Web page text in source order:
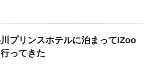
プリンスホテルに泊まってiZoo
ってきた